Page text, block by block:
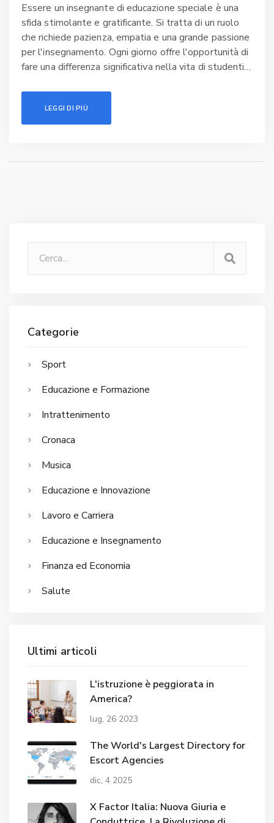
Essere un insegnante di educazione speciale è una
sfida stimolante e gratificante. Si tratta di un ruolo
che richiede pazienza, empatia e una grande passione
per l'insegnamento. Ogni giorno offre l'opportunità di
fare una differenza significativa nella vita di studenti
emotivamente impegnativo, vedere i progressi e i
successi dei miei studenti è una delle esperienze più
appaganti. In conclusione, è un lavoro che amo e che
LEGGI DI PIÙ
Categorie
Sport
Educazione e Formazione
Intrattenimento
Cronaca
Musica
Educazione e Innovazione
Lavoro e Carriera
Educazione e Insegnamento
Finanza ed Economia
Salute
Ultimi articoli
L'istruzione è peggiorata in
America?
lug, 26 2023
The World's Largest Directory for
Escort Agencies
dic, 4 2025
X Factor Italia: Nuova Giuria e